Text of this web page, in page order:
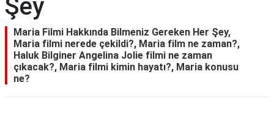
Şey
Maria Filmi Hakkında Bilmeniz Gereken Her Şey,
Maria filmi nerede çekildi?, Maria film ne zaman?,
Haluk Bilginer Angelina Jolie filmi ne zaman
çıkacak?, Maria filmi kimin hayatı?, Maria konusu
ne?